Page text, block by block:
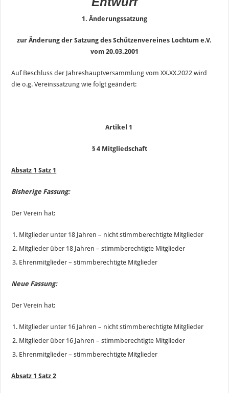
1. Änderungssatzung
zur Änderung der Satzung des Schützenvereines Lochtum e.V.
vom 20.03.2001
Auf Beschluss der Jahreshauptversammlung vom XX.XX.2022 wird
die o.g. Vereinssatzung wie folgt geändert:
Artikel 1
§ 4 Mitgliedschaft
Absatz 1 Satz 1
Bisherige Fassung:
Der Verein hat:
Mitglieder unter 18 Jahren – nicht stimmberechtigte Mitglieder
Mitglieder über 18 Jahren – stimmberechtigte Mitglieder
Ehrenmitglieder – stimmberechtigte Mitglieder
Neue Fassung:
Der Verein hat:
Mitglieder unter 16 Jahren – nicht stimmberechtigte Mitglieder
Mitglieder über 16 Jahren – stimmberechtigte Mitglieder
Ehrenmitglieder – stimmberechtigte Mitglieder
Absatz 1 Satz 2